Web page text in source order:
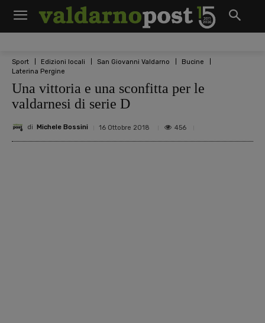
Sport Edizioni locali San Giovanni Valdarno
Bucine
Laterina Pergine
Una vittoria e una sconfitta per le
valdarnesi di serie D
di Michele Bossini 16 Ottobre 2018 456